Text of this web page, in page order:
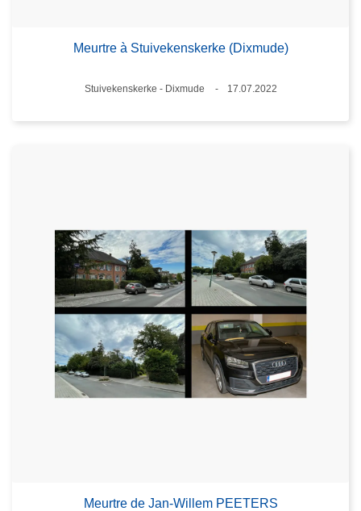
Meurtre à Stuivekenskerke (Dixmude)
Standort
Stuivekenskerke - Dixmude
17.07.2022
Meurtre de Jan-Willem PEETERS